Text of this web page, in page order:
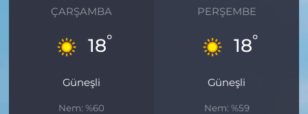
ÇARŞAMBA
18°
Güneşli
Nem: %60
PERŞEMBE
18°
Güneşli
Nem: %59